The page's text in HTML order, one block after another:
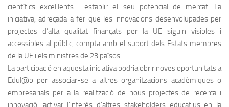
científics excel·lents i establir el seu potencial de mercat. La
iniciativa, adreçada a fer que les innovacions desenvolupades per
projectes d’alta qualitat finançats per la UE siguin visibles i
accessibles al públic, compta amb el suport dels Estats membres
de la UE i els ministres de 23 països.
La participació en aquesta iniciativa podria obrir noves oportunitats a
Edul@b per associar-se a altres organitzacions acadèmiques o
empresarials per a la realització de nous projectes de recerca i
innovació, activar l’interès d’altres stakeholders educatius en la